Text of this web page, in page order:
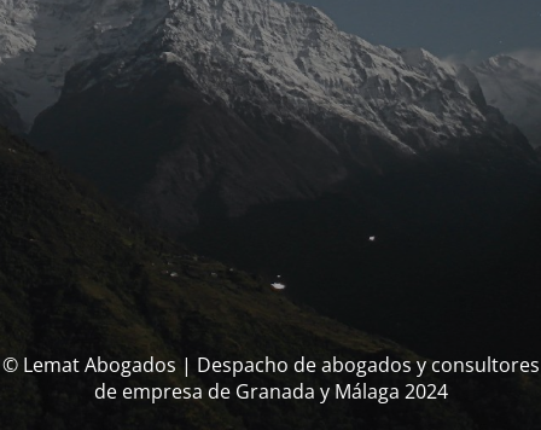
© Lemat Abogados | Despacho de abogados y consultores
de empresa de Granada y Málaga 2024